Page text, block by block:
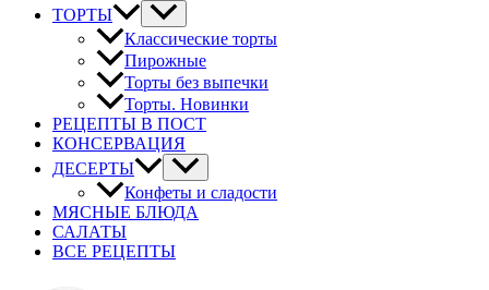
ТОРТЫ
Классические торты
Пирожные
Торты без выпечки
Торты. Новинки
РЕЦЕПТЫ В ПОСТ
КОНСЕРВАЦИЯ
ДЕСЕРТЫ
Конфеты и сладости
МЯСНЫЕ БЛЮДА
САЛАТЫ
ВСЕ РЕЦЕПТЫ